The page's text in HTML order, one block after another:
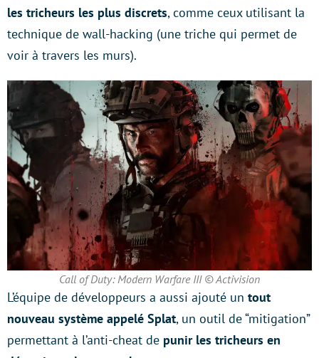
les tricheurs les plus discrets, comme ceux utilisant la
technique de wall-hacking (une triche qui permet de
voir à travers les murs).
Call of Duty: Modern Warfare III © Activision
L’équipe de développeurs a aussi ajouté un tout
nouveau système appelé Splat, un outil de “mitigation”
permettant à l’anti-cheat de punir les tricheurs en